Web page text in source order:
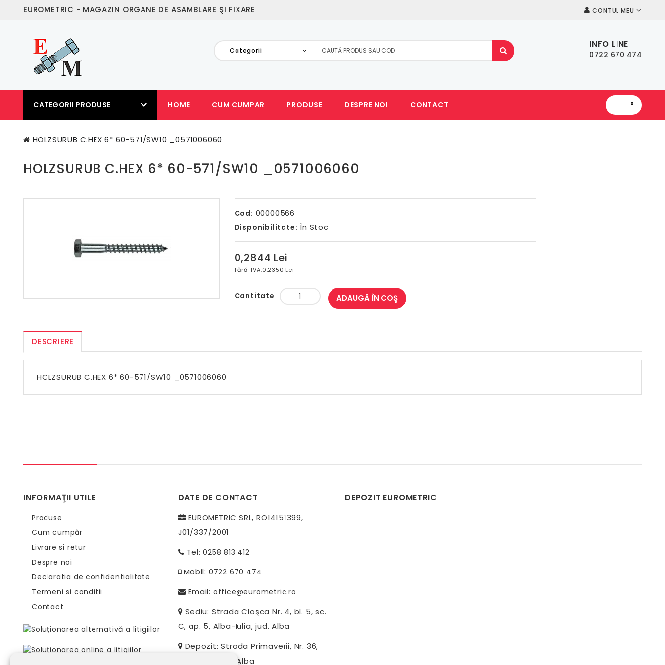
EUROMETRIC - MAGAZIN ORGANE DE ASAMBLARE ŞI FIXARE CONTUL MEU
INFO LINE
0722 670 474
Categorii
CATEGORII PRODUSE HOME CUM CUMPAR PRODUSE DESPRE NOI CONTACT 0
HOLZSURUB C.HEX 6* 60-571/SW10 _0571006060
HOLZSURUB C.HEX 6* 60-571/SW10 _0571006060
Cod: 00000566
Disponibilitate: În Stoc
0,2844 Lei
Fără TVA:0,2350 Lei
Cantitate ADAUGĂ ÎN COŞ
DESCRIERE
HOLZSURUB C.HEX 6* 60-571/SW10 _0571006060
INFORMAŢII UTILE
Produse
Cum cumpăr
Livrare si retur
Despre noi
Declaratia de confidentialitate
Termeni si conditii
Contact
DATE DE CONTACT
EUROMETRIC SRL, RO14151399,
J01/337/2001
Tel:0258 813 412
Mobil: 0722 670 474
Email: office@eurometric.ro
Sediu: Strada Cloşca Nr. 4, bl. 5, sc.
C, ap. 5, Alba-Iulia, jud. Alba
Depozit: Strada Primaverii, Nr. 36,
Alba-Iulia, jud. Alba
DEPOZIT EUROMETRIC